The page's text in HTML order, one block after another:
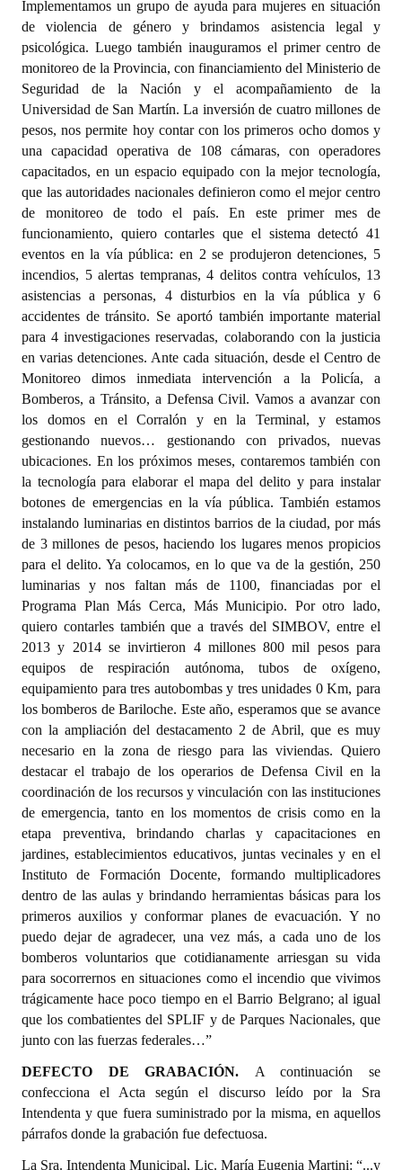
Implementamos un grupo de ayuda para mujeres en situación
de violencia de género y brindamos asistencia legal y
psicológica. Luego también inauguramos el primer centro de
monitoreo de la Provincia, con financiamiento del Ministerio de
Seguridad de la Nación y el acompañamiento de la
Universidad de San Martín. La inversión de cuatro millones de
pesos, nos permite hoy contar con los primeros ocho domos y
una capacidad operativa de 108 cámaras, con operadores
capacitados, en un espacio equipado con la mejor tecnología,
que las autoridades nacionales definieron como el mejor centro
de monitoreo de todo el país. En este primer mes de
funcionamiento, quiero contarles que el sistema detectó 41
eventos en la vía pública: en 2 se produjeron detenciones, 5
incendios, 5 alertas tempranas, 4 delitos contra vehículos, 13
asistencias a personas, 4 disturbios en la vía pública y 6
accidentes de tránsito. Se aportó también importante material
para 4 investigaciones reservadas, colaborando con la justicia
en varias detenciones. Ante cada situación, desde el Centro de
Monitoreo dimos inmediata intervención a la Policía, a
Bomberos, a Tránsito, a Defensa Civil. Vamos a avanzar con
los domos en el Corralón y en la Terminal, y estamos
gestionando nuevos… gestionando con privados, nuevas
ubicaciones. En los próximos meses, contaremos también con
la tecnología para elaborar el mapa del delito y para instalar
botones de emergencias en la vía pública. También estamos
instalando luminarias en distintos barrios de la ciudad, por más
de 3 millones de pesos, haciendo los lugares menos propicios
para el delito. Ya colocamos, en lo que va de la gestión, 250
luminarias y nos faltan más de 1100, financiadas por el
Programa Plan Más Cerca, Más Municipio. Por otro lado,
quiero contarles también que a través del SIMBOV, entre el
2013 y 2014 se invirtieron 4 millones 800 mil pesos para
equipos de respiración autónoma, tubos de oxígeno,
equipamiento para tres autobombas y tres unidades 0 Km, para
los bomberos de Bariloche. Este año, esperamos que se avance
con la ampliación del destacamento 2 de Abril, que es muy
necesario en la zona de riesgo para las viviendas. Quiero
destacar el trabajo de los operarios de Defensa Civil en la
coordinación de los recursos y vinculación con las instituciones
de emergencia, tanto en los momentos de crisis como en la
etapa preventiva, brindando charlas y capacitaciones en
jardines, establecimientos educativos, juntas vecinales y en el
Instituto de Formación Docente, formando multiplicadores
dentro de las aulas y brindando herramientas básicas para los
primeros auxilios y conformar planes de evacuación. Y no
puedo dejar de agradecer, una vez más, a cada uno de los
bomberos voluntarios que cotidianamente arriesgan su vida
para socorrernos en situaciones como el incendio que vivimos
trágicamente hace poco tiempo en el Barrio Belgrano; al igual
que los combatientes del SPLIF y de Parques Nacionales, que
junto con las fuerzas federales…”
DEFECTO DE GRABACIÓN. A continuación se
confecciona el Acta según el discurso leído por la Sra
Intendenta y que fuera suministrado por la misma, en aquellos
párrafos donde la grabación fue defectuosa.
La Sra. Intendenta Municipal, Lic. María Eugenia Martini: “...y